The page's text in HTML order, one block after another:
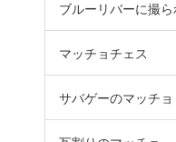
ブルーリバーに撮ら
マッチョチェス
サバゲーのマッチョ